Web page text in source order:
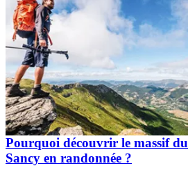
Pourquoi découvrir le massif du
Sancy en randonnée ?